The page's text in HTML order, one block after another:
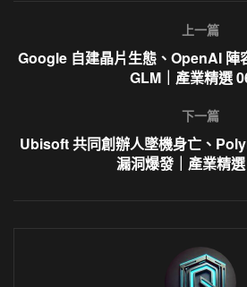
上一篇
Google 自建晶片生態、OpenAI 陣
GLM｜產業精選
下一篇
Ubisoft 共同創辦人墜機身亡、
漏洞爆發｜產業精